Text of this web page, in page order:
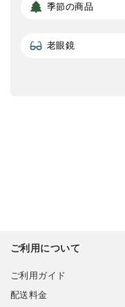
季節の商品
老眼鏡
ご利用について
ご利用ガイド
配送料金